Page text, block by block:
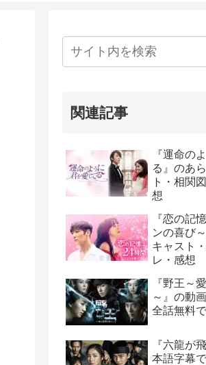
関連記事
『運命の
る』のあ
ト・相関
想
『恋の記
ンの喜び
キャスト
レ・感想
『野王～
～』の動
全話無料
『六龍が
本語字幕